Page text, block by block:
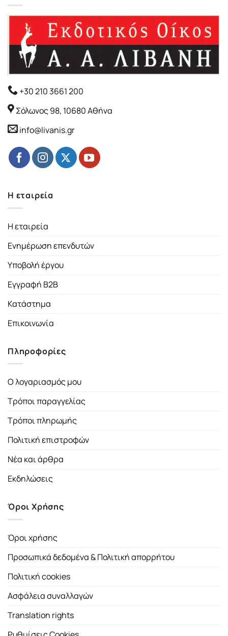
+30 210 3661 200
Σόλωνος 98, 10680 Αθήνα
info@livanis.gr
Η εταιρεία
Η εταιρεία
Ενημέρωση επενδυτών
Υποβολή έργου
Εγγραφή B2B
Κατάστημα
Επικοινωνία
Πληροφορίες
Ο λογαριασμός μου
Τρόποι παραγγελίας
Τρόποι πληρωμής
Πολιτική επιστροφών
Νέα και άρθρα
Εκδηλώσεις
Όροι Χρήσης
Όροι χρήσης
Προσωπικά δεδομένα & Πολιτική απορρήτου
Πολιτική cookies
Ασφάλεια συναλλαγών
Translation rights